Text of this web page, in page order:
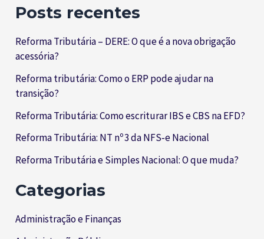
Posts recentes
Reforma Tributária – DERE: O que é a nova obrigação
acessória?
Reforma tributária: Como o ERP pode ajudar na
transição?
Reforma Tributária: Como escriturar IBS e CBS na EFD?
Reforma Tributária: NT nº 3 da NFS‑e Nacional
Reforma Tributária e Simples Nacional: O que muda?
Categorias
Administração e Finanças